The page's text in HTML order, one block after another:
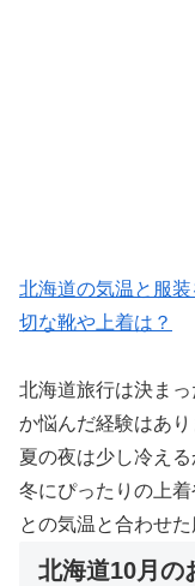
北海道の気温と服
切な靴や上着は？
北海道旅行は決ま
か悩んだ経験はあ
夏の夜は少し冷え
冬にぴったりの上
との気温と合わせ
北海道10月の